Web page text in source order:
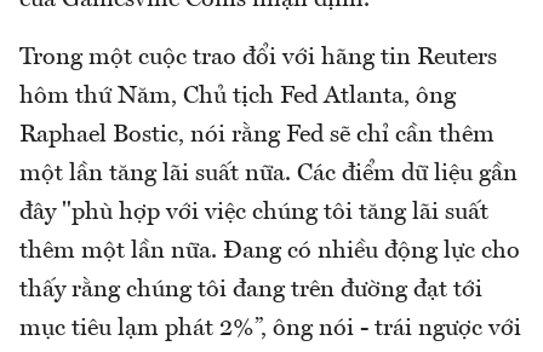
Trong một cuộc trao đổi với hãng tin Reuters
hôm thứ Năm, Chủ tịch Fed Atlanta, ông
Raphael Bostic, nói rằng Fed sẽ chỉ cần thêm
một lần tăng lãi suất nữa. Các điểm dữ liệu gần
đây "phù hợp với việc chúng tôi tăng lãi suất
thêm một lần nữa. Đang có nhiều động lực cho
thấy rằng chúng tôi đang trên đường đạt tới
mục tiêu lạm phát 2%”, ông nói - trái ngược với